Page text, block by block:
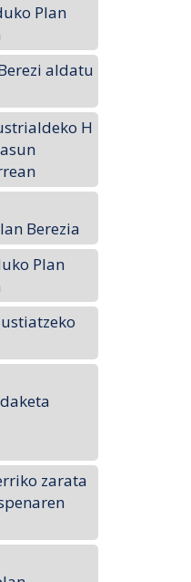
Plan
aldatu
H
Berezia
Plan
zarata